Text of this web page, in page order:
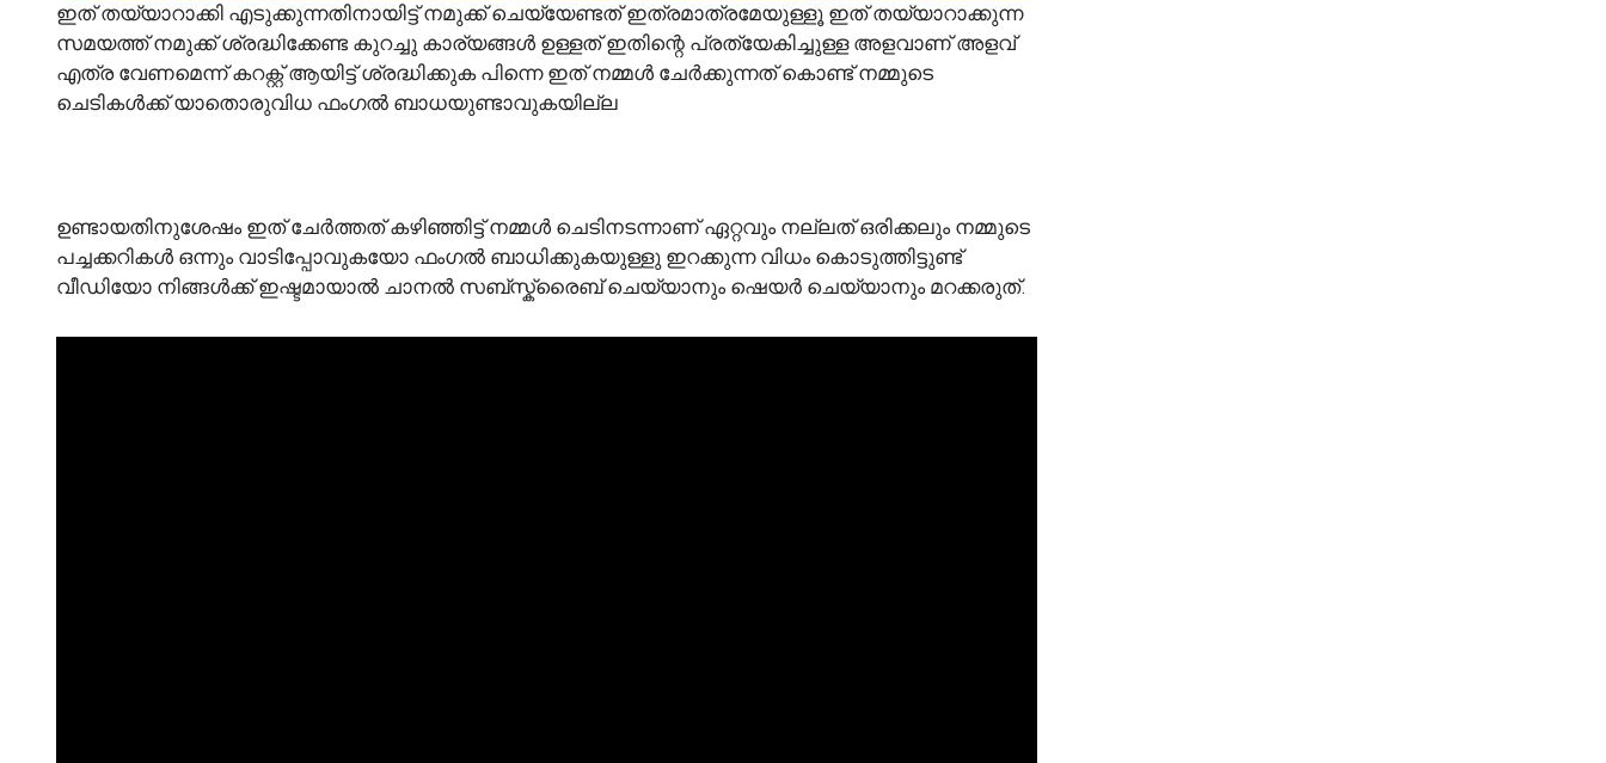
ഇത് തയ്യാറാക്കി എടുക്കുന്നതിനായിട്ട് നമുക്ക് ചെയ്യേണ്ടത് ഇത്രമാത്രമേയുള്ളൂ ഇത് തയ്യാറാക്കുന്ന
സമയത്ത് നമുക്ക് ശ്രദ്ധിക്കേണ്ട കുറച്ചു കാര്യങ്ങൾ ഉള്ളത് ഇതിന്റെ പ്രത്യേകിച്ചുള്ള അളവാണ് അളവ്
എത്ര വേണമെന്ന് കറക്റ്റ് ആയിട്ട് ശ്രദ്ധിക്കുക പിന്നെ ഇത് നമ്മൾ ചേർക്കുന്നത് കൊണ്ട് നമ്മുടെ
ചെടികൾക്ക് യാതൊരുവിധ ഫംഗൽ ബാധയുണ്ടാവുകയില്ല
ഉണ്ടായതിനുശേഷം ഇത് ചേർത്തത് കഴിഞ്ഞിട്ട് നമ്മൾ ചെടിനടന്നാണ് ഏറ്റവും നല്ലത് ഒരിക്കലും നമ്മുടെ
പച്ചക്കറികൾ ഒന്നും വാടിപ്പോവുകയോ ഫംഗൽ ബാധിക്കുകയുള്ളു ഇറക്കുന്ന വിധം കൊടുത്തിട്ടുണ്ട്
വീഡിയോ നിങ്ങൾക്ക് ഇഷ്ടമായാൽ ചാനൽ സബ്സ്ക്രൈബ് ചെയ്യാനും ഷെയർ ചെയ്യാനും മറക്കരുത്.